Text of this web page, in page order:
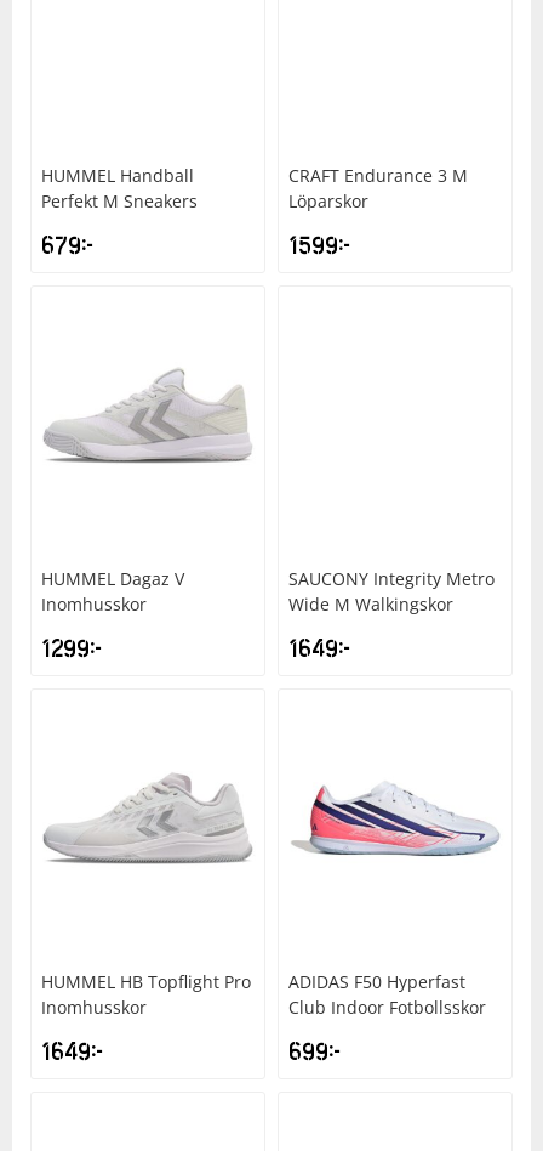
HUMMEL Handball
Perfekt M Sneakers
679kr
CRAFT Endurance 3 M
Löparskor
1599kr
HUMMEL Dagaz V
Inomhusskor
1299kr
SAUCONY Integrity Metro
Wide M Walkingskor
1649kr
HUMMEL HB Topflight Pro
Inomhusskor
1649kr
ADIDAS F50 Hyperfast
Club Indoor Fotbollsskor
699kr